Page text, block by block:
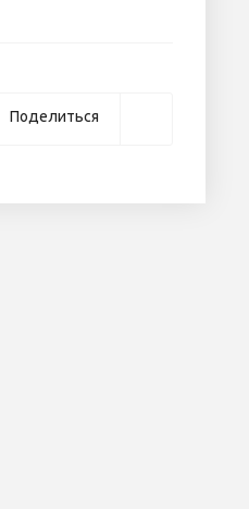
Поделиться